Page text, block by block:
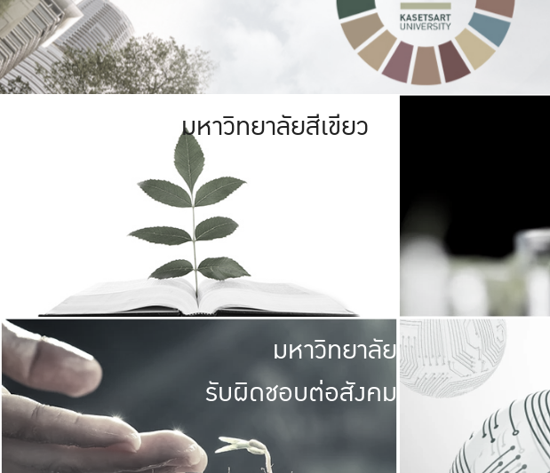
มหาวิทยาลัยสีเขียว
มหาวิทยาลัย
รับผิดชอบต่อสังคม